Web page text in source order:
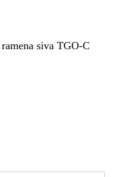
siva TGO-C